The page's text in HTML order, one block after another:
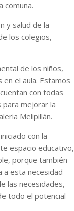
comuna.
y salud de la
los colegios,
de los niños,
el aula. Estamos
con todas
para mejorar la
Melipillán.
con la
espacio educativo,
porque también
a esta necesidad
las necesidades,
todo el potencial